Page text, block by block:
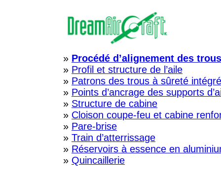
» Procédé d’alignement des trous
» Profil et structure de l’aile
» Patrons des trous à sûreté
» Points d’ancrage des supports
» Structure de cabine
» Cloison coupe-feu et cabine
» Pare-brise
» Train d’atterrissage
» Réservoirs à essence en
» Quincaillerie